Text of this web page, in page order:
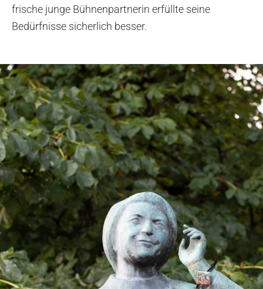
frische junge Bühnenpartnerin erfüllte seine
Bedürfnisse sicherlich besser.